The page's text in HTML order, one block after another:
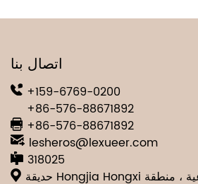
اتصال بنا
+159-6769-0200
+86-576-88671892
+86-576-88671892
lesheros@lexueer.com
318025
حديقة Hongjia Hongxi الصناعية ، منطقة Jiaojiang ،